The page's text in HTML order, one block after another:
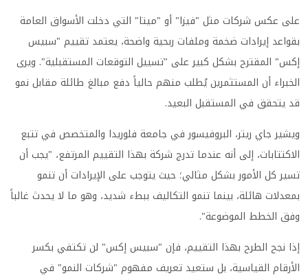
على عكس شركات مثل "فيزا" أو "ميتا" التي دخلت الأسواق العامة
بقواعد إيرادات ضخمة وملفات ربحية واضحة، يعتمد تقييم "سبيس
إكس" المقترح بشكل كبير على "تسييل التوقعات المستقبلية". ويرى
الخبراء أن المستثمرين يُطلب منهم حالياً دفع مبالغ طائلة مقابل نمو
قد يتحقق في المستقبل البعيد.
ويشير جاي ريتر، البروفيسور في جامعة فلوريدا والمتخصص في تتبع
الاكتتابات، إلى أنه عندما تدرج شركة بهذا التقييم المرتفع، "يجب أن
تسير كل الأمور بشكل مثالي؛ حيث يتوجب على الإيرادات أن تنمو
بمعدلات هائلة، بينما تنمو التكاليف ببطء شديد، وهو ما لا يحدث غالباً
وفق الخطط الموضوعة".
إذا نجح الطرح بهذا التقييم، فإن "سبيس إكس" لن تكتفي بكسر
الأرقام القياسية، بل ستعيد تعريف مفهوم "شركات النمو" في